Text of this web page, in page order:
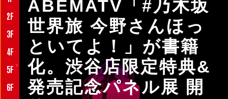
2F
3F
4F
5F
♪
6F
ABEMATV「#乃木坂
世界旅 今野さんほっ
といてよ！」が書籍
化。渋谷店限定特典&
発売記念パネル展 開